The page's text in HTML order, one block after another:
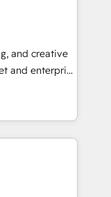
in the center
Sage or
or
any
and
Tool.
and creative
and enterprise
turn
in 2024,
ecosystem,